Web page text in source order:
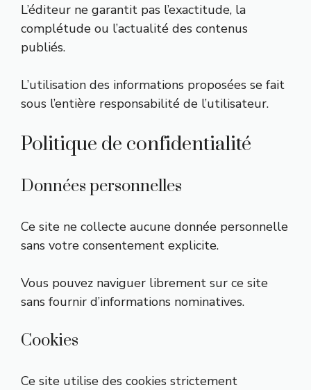
L’éditeur ne garantit pas l’exactitude, la
complétude ou l’actualité des contenus
publiés.
L’utilisation des informations proposées se fait
sous l’entière responsabilité de l’utilisateur.
Politique de confidentialité
Données personnelles
Ce site ne collecte aucune donnée personnelle
sans votre consentement explicite.
Vous pouvez naviguer librement sur ce site
sans fournir d’informations nominatives.
Cookies
Ce site utilise des cookies strictement